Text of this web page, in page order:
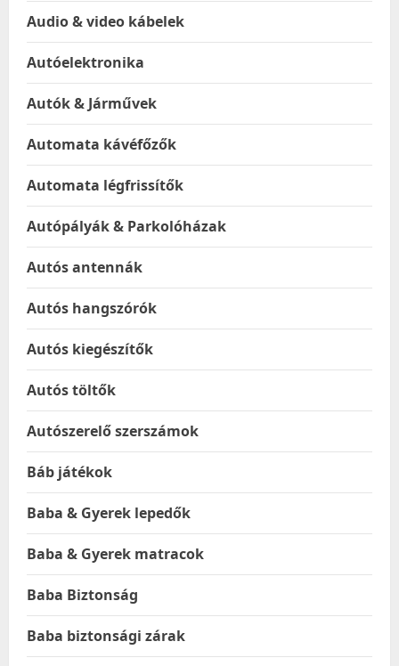
Audio & video kábelek
Autóelektronika
Autók & Járművek
Automata kávéfőzők
Automata légfrissítők
Autópályák & Parkolóházak
Autós antennák
Autós hangszórók
Autós kiegészítők
Autós töltők
Autószerelő szerszámok
Báb játékok
Baba & Gyerek lepedők
Baba & Gyerek matracok
Baba Biztonság
Baba biztonsági zárak